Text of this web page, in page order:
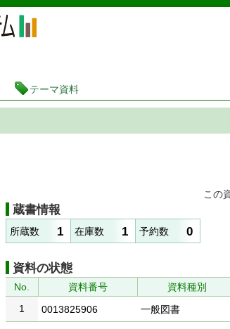
岡山県立図書館 蔵書検索・予約システム
テーマ資料
この
蔵書情報
所蔵数 1 在庫数 1 予約数 0
資料の状態
No. 資料番号 資料種別
1
0013825906 一般図書